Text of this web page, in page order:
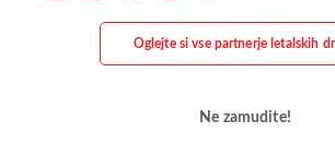
Oglejte si vse partnerje letalskih
Ne zamudite!